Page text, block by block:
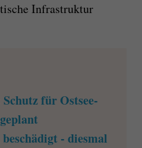
Infrastruktur
für Ostsee-
- diesmal